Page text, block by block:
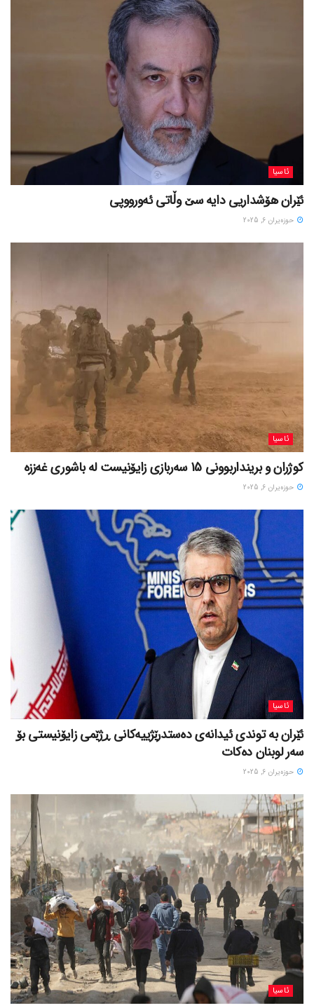
ئاسیا
ئێران هۆشداریی دایە سێ وڵاتی ئەورووپی
حوزه‌یران 6, 2025
ئاسیا
کوژران و برینداربوونی 15 سەربازی زایۆنیست لە باشوری غەززە
حوزه‌یران 6, 2025
ئاسیا
ئێران بە توندی ئیدانەی دەستدرێژییەکانی ڕژێمی زایۆنیستی بۆ
سەر لوبنان دەکات
حوزه‌یران 6, 2025
ئاسیا